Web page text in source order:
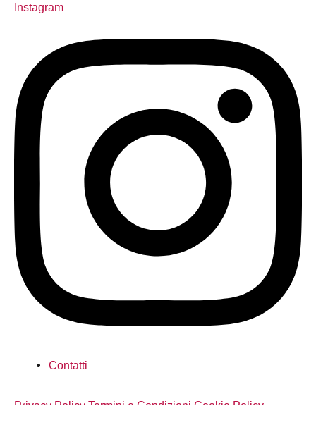
Instagram
Contatti
Privacy Policy Termini e Condizioni Cookie Policy